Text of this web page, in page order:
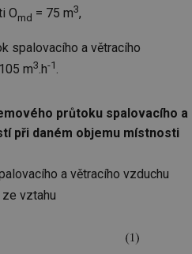
Omd = 75 m3,
spalovacího a větracího
m3.h-1 .
průtoku spalovacího a
při daném objemu místnosti
a větracího vzduchu
vztahu